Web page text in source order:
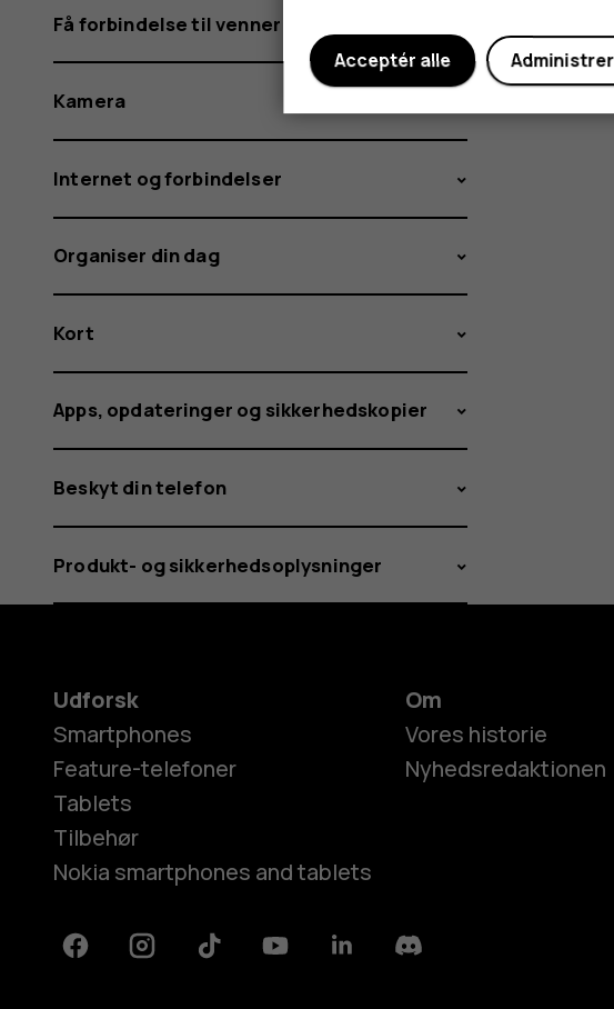
Få forbindelse til venner og familie
Kamera
Internet og forbindelser
Organiser din dag
Kort
Apps, opdateringer og sikkerhedskopier
Beskyt din telefon
Produkt- og sikkerhedsoplysninger
Udforsk
Smartphones
Feature-telefoner
Tablets
Tilbehør
Nokia smartphones and tablets
Om
Vores historie
Nyhedsredaktionen
FacebookInstagramTiktok YoutubeLinkedinDiscord
Acceptér alle